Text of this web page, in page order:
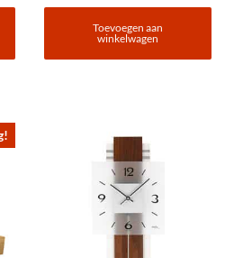
Toevoegen aan
winkelwagen